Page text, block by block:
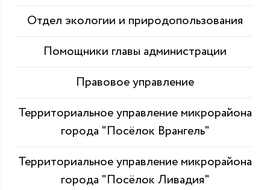
Отдел экологии и природопользования
Помощники главы администрации
Правовое управление
Территориальное управление микрорайона
города "Посёлок Врангель"
Территориальное управление микрорайона
города "Посёлок Ливадия"